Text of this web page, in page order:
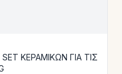
SET ΚΕΡΑΜΙΚΩΝ ΓΙΑ ΤΙΣ